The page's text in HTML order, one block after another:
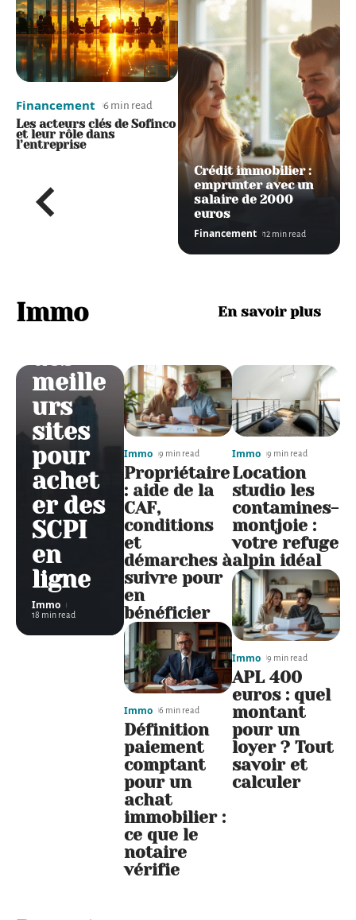
Financement 6 min read
Les acteurs clés de Sofinco
et leur rôle dans
l’entreprise
Financement 7 min read
Intrum avis : quels recours
en cas de harcèlement
téléphonique ?
Crédit immobilier :
emprunter avec un
salaire de 2000
euros
Financement 12 min read
Immo En savoir plus
Comp
des
meille
urs
sites
pour
achet
er des
SCPI
en
ligne
Immo
18 min read
Immo 9 min read
Propriétaire
: aide de la
CAF,
conditions
et
démarches à
suivre pour
en
bénéficier
Immo 6 min read
Définition
paiement
comptant
pour un
achat
immobilier :
ce que le
notaire
vérifie
Immo 9 min read
Location
studio les
contamines-
montjoie :
votre refuge
alpin idéal
Immo 9 min read
APL 400
euros : quel
montant
pour un
loyer ? Tout
savoir et
calculer
Dépar